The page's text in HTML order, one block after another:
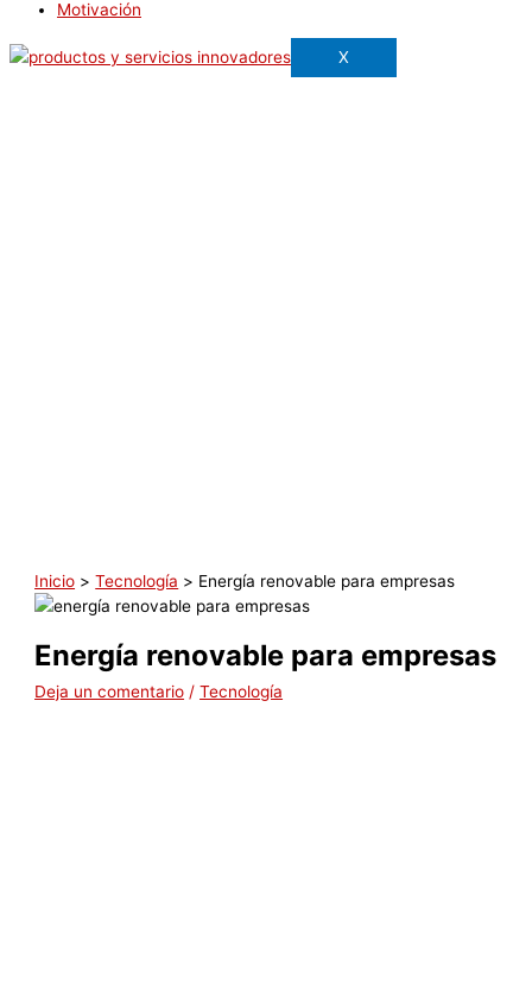
Motivación
X
Inicio Tecnología Energía renovable para empresas
Energía renovable para empresas
Deja un comentario /Tecnología